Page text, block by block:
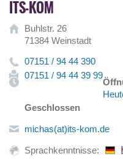
ITS-KOM
Buhlstr. 26
71384 Weinstadt
07151 / 94 44 390
07151 / 94 44 39 99
Geschlossen
michas(at)its-kom.de
Sprachkenntnisse: